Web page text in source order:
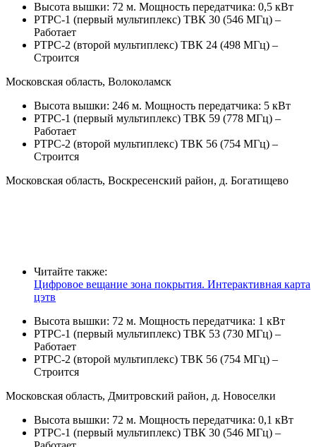
Высота вышки: 72 м. Мощность передатчика: 0,5 кВт
РТРС-1 (первый мультиплекс) ТВК 30 (546 МГц) –
Работает
РТРС-2 (второй мультиплекс) ТВК 24 (498 МГц) –
Строится
Московская область, Волоколамск
Высота вышки: 246 м. Мощность передатчика: 5 кВт
РТРС-1 (первый мультиплекс) ТВК 59 (778 МГц) –
Работает
РТРС-2 (второй мультиплекс) ТВК 56 (754 МГц) –
Строится
Московская область, Воскресенский район, д. Богатищево
Читайте также:
Цифровое вещание зона покрытия. Интерактивная карта
цэтв
Высота вышки: 72 м. Мощность передатчика: 1 кВт
РТРС-1 (первый мультиплекс) ТВК 53 (730 МГц) –
Работает
РТРС-2 (второй мультиплекс) ТВК 56 (754 МГц) –
Строится
Московская область, Дмитровский район, д. Новоселки
Высота вышки: 72 м. Мощность передатчика: 0,1 кВт
РТРС-1 (первый мультиплекс) ТВК 30 (546 МГц) –